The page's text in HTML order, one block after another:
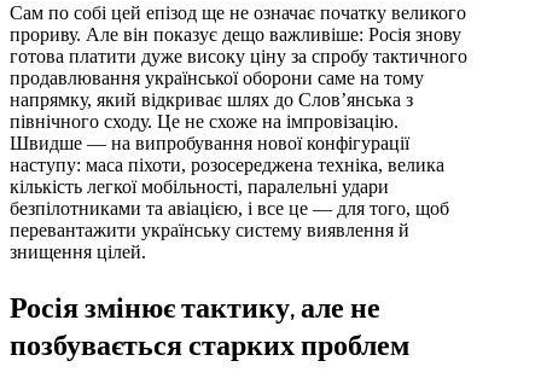
Сам по собі цей епізод ще не означає початку великого
прориву. Але він показує дещо важливіше: Росія знову
готова платити дуже високу ціну за спробу тактичного
продавлювання української оборони саме на тому
напрямку, який відкриває шлях до Слов’янська з
північного сходу. Це не схоже на імпровізацію.
Швидше — на випробування нової конфігурації
наступу: маса піхоти, розосереджена техніка, велика
кількість легкої мобільності, паралельні удари
безпілотниками та авіацією, і все це — для того, щоб
перевантажити українську систему виявлення й
знищення цілей.
Росія змінює тактику, але не
позбувається старких проблем